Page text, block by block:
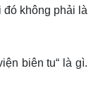
không phải là
biên tu“ là gì.